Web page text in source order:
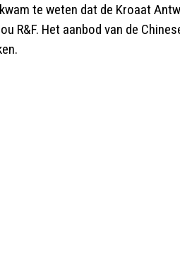
te weten dat de Kroaat
R&F. Het aanbod van de